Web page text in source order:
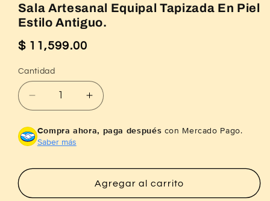
Sala Artesanal Equipal Tapizada En Piel
Estilo Antiguo.
Precio
habitual
$ 11,599.00
Cantidad
Reducir
cantidad
para
Sala
Equipal
En
Aumentar
cantidad
para
Equipal
Tapizada
Compra ahora, paga después con Mercado Pago.
Saber más
Agregar al carrito